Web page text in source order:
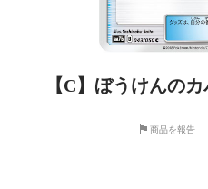
【C】ぼうけんの
商品を報告